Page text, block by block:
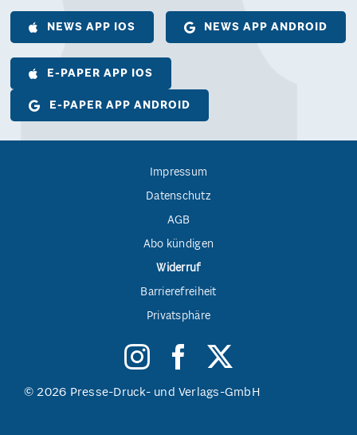
NEWS APP IOS NEWS APP ANDROID
E-PAPER APP IOS
E-PAPER APP ANDROID
Impressum
Datenschutz
AGB
Abo kündigen
Widerruf
Barrierefreiheit
Privatsphäre
© 2026 Presse-Druck- und Verlags-GmbH